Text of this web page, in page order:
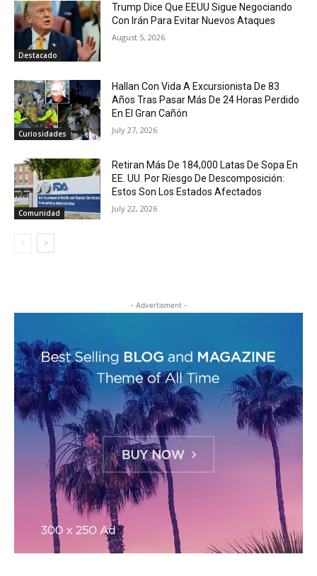
Destacado
Trump Dice Que EEUU Sigue Negociando
Con Irán Para Evitar Nuevos Ataques
August 5, 2026
Curiosidades
Hallan Con Vida A Excursionista De 83
Años Tras Pasar Más De 24 Horas Perdido
En El Gran Cañón
July 27, 2026
Comunidad
Retiran Más De 184,000 Latas De Sopa En
EE. UU. Por Riesgo De Descomposición:
Estos Son Los Estados Afectados
July 22, 2026
- Advertisment -